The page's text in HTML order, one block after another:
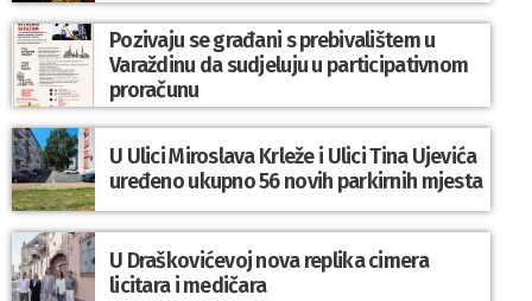
Pozivaju se građani s prebivalištem u
Varaždinu da sudjeluju u participativnom
proračunu
U Ulici Miroslava Krleže i Ulici Tina Ujevića
uređeno ukupno 56 novih parkirnih mjesta
U Draškovićevoj nova replika cimera
licitara i medičara